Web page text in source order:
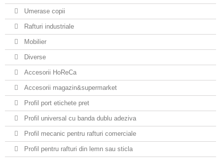
Umerase copii
Rafturi industriale
Mobilier
Diverse
Accesorii HoReCa
Accesorii magazin&supermarket
Profil port etichete pret
Profil universal cu banda dublu adeziva
Profil mecanic pentru rafturi comerciale
Profil pentru rafturi din lemn sau sticla